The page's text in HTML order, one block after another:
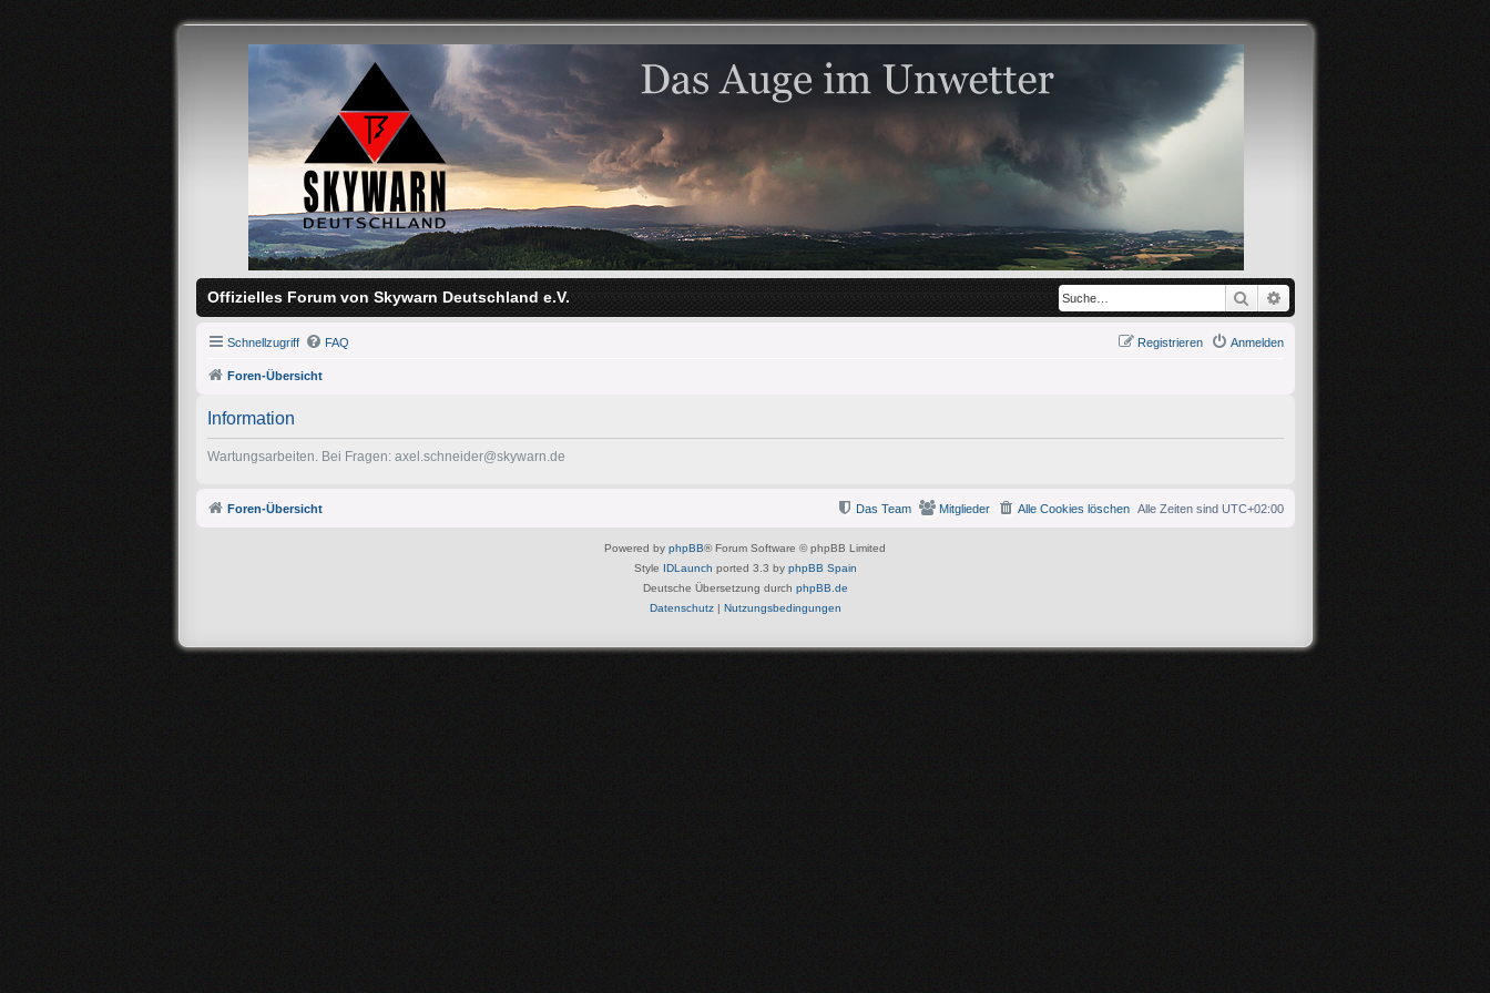
Offizielles Forum von Skywarn Deutschland e.V. Suche
Schnellzugriff FAQ Anmelden
Registrieren
Foren-Übersicht
Information
Wartungsarbeiten. Bei Fragen: axel.schneider@skywarn.de
Foren-Übersicht Alle Zeiten sind UTC+02:00
Alle Cookies löschen
Mitglieder
Das Team
Powered by phpBB® Forum Software © phpBB Limited
Style IDLaunch ported 3.3 by phpBB Spain
Deutsche Übersetzung durch phpBB.de
Datenschutz| Nutzungsbedingungen